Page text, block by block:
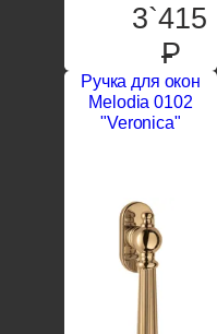
3`415
P
Ручка для окон
Melodia 0102
"Veronica"